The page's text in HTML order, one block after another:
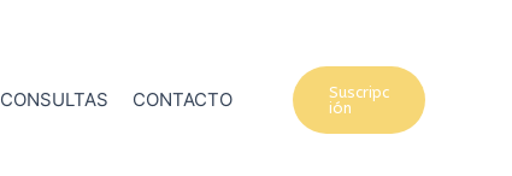
CONSULTAS CONTACTO
Suscripc
ión